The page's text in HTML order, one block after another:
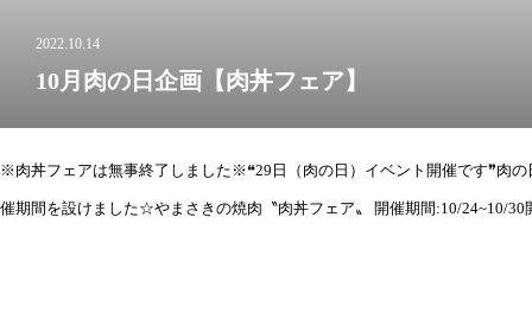
2022.10.14
10月肉の日企画【肉丼フェア】
※肉丼フェアは無事終了しました※❝29日（肉の日）イベント開催です❞肉
催期間を設けました☆やまさきの焼肉〝肉丼フェア〟 開催期間:10/24~10/